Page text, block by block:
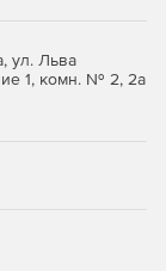
ул. Льва
1, комн. № 2, 2а